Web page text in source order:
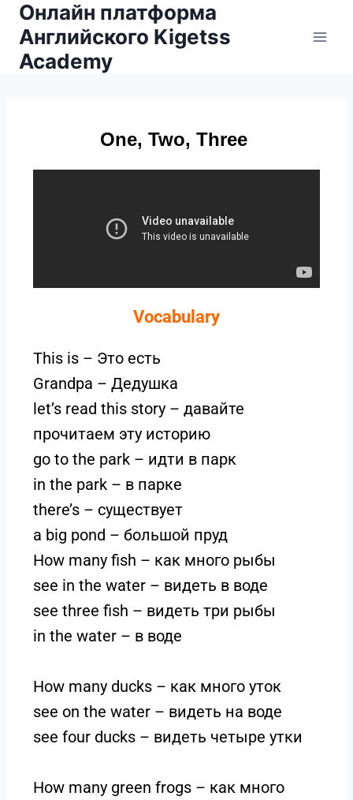
Онлайн платформа
Английского Kigetss
Academy
One, Two, Three
Vocabulary
This is – Это есть
Grandpa – Дедушка
let’s read this story – давайте
прочитаем эту историю
go to the park – идти в парк
in the park – в парке
there’s – существует
a big pond – большой пруд
How many fish – как много рыбы
see in the water – видеть в воде
see three fish – видеть три рыбы
in the water – в воде
How many ducks – как много уток
see on the water – видеть на воде
see four ducks – видеть четыре утки
How many green frogs – как много